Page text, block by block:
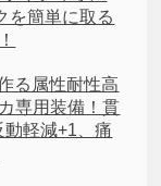
を簡単に取る
る属性耐性高
専用装備！貫
軽減+1、痛